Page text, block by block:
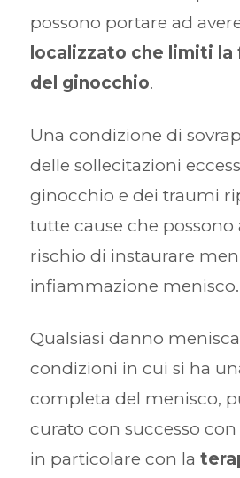
possono portare ad
localizzato che limiti la
del ginocchio.
Una condizione di
delle sollecitazioni
ginocchio e dei traumi
tutte cause che
rischio di instaurare
infiammazione menisco.
Qualsiasi danno
condizioni in cui si ha
completa del menisco,
curato con successo
in particolare con la